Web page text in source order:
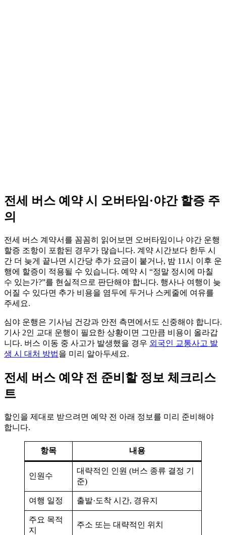
전세 버스 예약 시 오버타임·야간 할증 주
의
전세 버스 계약서를 꼼꼼히 읽어보면 오버타임이나 야간 운행
할증 조항이 포함된 경우가 많습니다. 계약 시간보다 한두 시
간 더 늦게 끝나면 시간당 추가 요금이 붙거나, 밤 11시 이후 운
행에 할증이 적용될 수 있습니다. 예약 시 “정말 정시에 마칠
수 있는가?”를 현실적으로 판단해야 합니다. 행사나 여행이 늦
어질 수 있다면 추가 비용을 염두에 두거나 스케줄에 여유를
주세요.
심야 운행은 기사님 건강과 안전 측면에서도 신중해야 합니다.
기사 2인 교대 운행이 필요한 상황이면 그만큼 비용이 올라갑
니다. 버스 이동 중 사고가 발생했을 경우 외국인 교통사고 발
생 시 대처 방법을 미리 알아두세요.
전세 버스 예약 전 준비할 정보 체크리스
트
할인을 제대로 받으려면 예약 전 아래 정보를 미리 준비해야
합니다.
항목 내용
인원수
대략적인 인원 (버스 종류 결정 기
준)
여행 일정 출발·도착 시간, 경유지
주요 목적
지
주소 또는 대략적인 위치